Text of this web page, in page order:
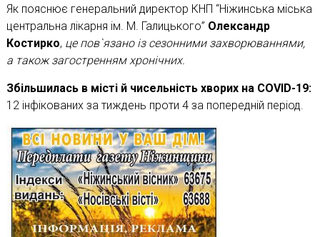
Як пояснює генеральний директор КНП “Ніжинська міська
центральна лікарня ім. М. Галицького” Олександр
Костирко, це пов`язано із сезонними захворюваннями,
а також загостренням хронічних.
Збільшилась в місті й чисельність хворих на COVID-19:
12 інфікованих за тиждень проти 4 за попередній період.